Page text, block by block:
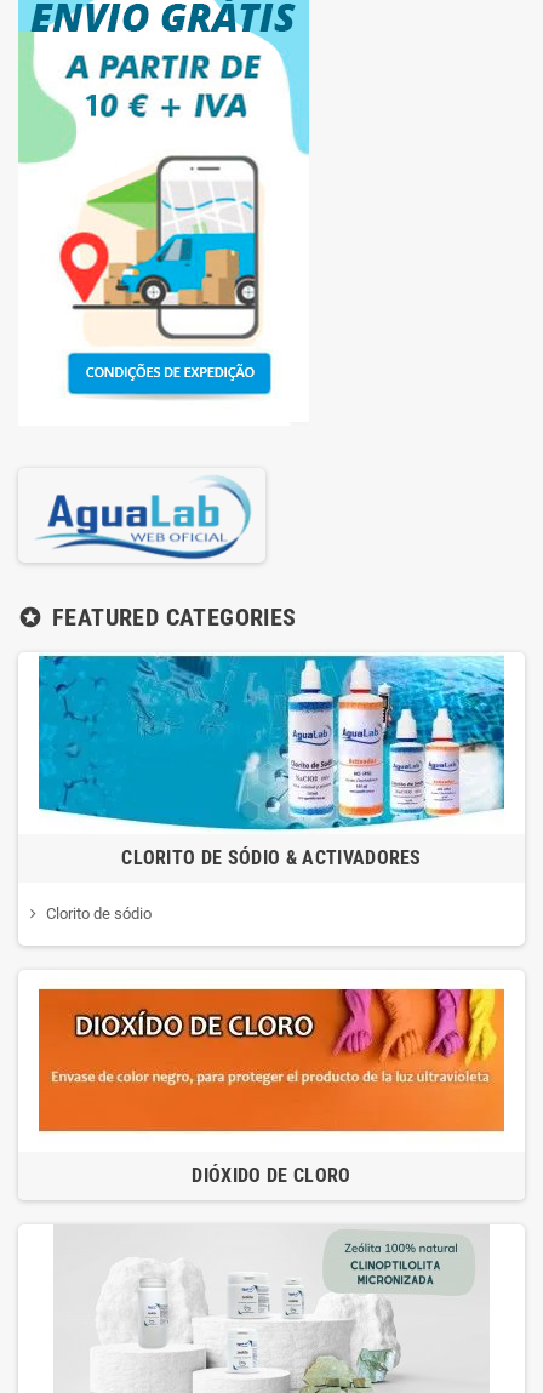
stars FEATURED CATEGORIES
CLORITO DE SÓDIO & ACTIVADORES
Clorito de sódio
DIÓXIDO DE CLORO